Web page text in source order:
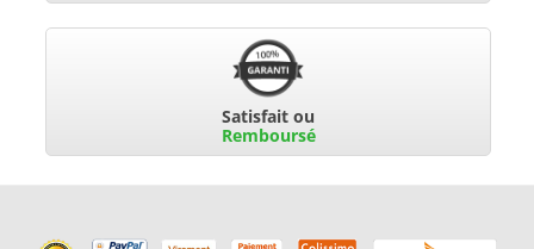
Satisfait ou
Remboursé